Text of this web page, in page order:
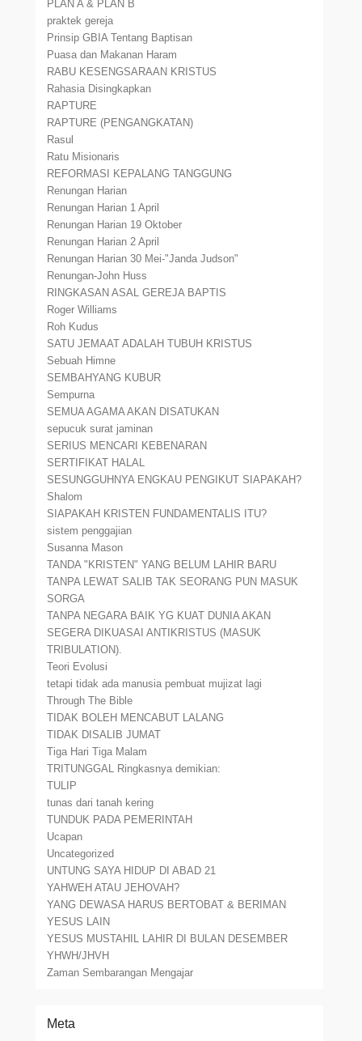
PLAN A & PLAN B
praktek gereja
Prinsip GBIA Tentang Baptisan
Puasa dan Makanan Haram
RABU KESENGSARAAN KRISTUS
Rahasia Disingkapkan
RAPTURE
RAPTURE (PENGANGKATAN)
Rasul
Ratu Misionaris
REFORMASI KEPALANG TANGGUNG
Renungan Harian
Renungan Harian 1 April
Renungan Harian 19 Oktober
Renungan Harian 2 April
Renungan Harian 30 Mei-"Janda Judson"
Renungan-John Huss
RINGKASAN ASAL GEREJA BAPTIS
Roger Williams
Roh Kudus
SATU JEMAAT ADALAH TUBUH KRISTUS
Sebuah Himne
SEMBAHYANG KUBUR
Sempurna
SEMUA AGAMA AKAN DISATUKAN
sepucuk surat jaminan
SERIUS MENCARI KEBENARAN
SERTIFIKAT HALAL
SESUNGGUHNYA ENGKAU PENGIKUT SIAPAKAH?
Shalom
SIAPAKAH KRISTEN FUNDAMENTALIS ITU?
sistem penggajian
Susanna Mason
TANDA "KRISTEN" YANG BELUM LAHIR BARU
TANPA LEWAT SALIB TAK SEORANG PUN MASUK
SORGA
TANPA NEGARA BAIK YG KUAT DUNIA AKAN
SEGERA DIKUASAI ANTIKRISTUS (MASUK
TRIBULATION).
Teori Evolusi
tetapi tidak ada manusia pembuat mujizat lagi
Through The Bible
TIDAK BOLEH MENCABUT LALANG
TIDAK DISALIB JUMAT
Tiga Hari Tiga Malam
TRITUNGGAL Ringkasnya demikian:
TULIP
tunas dari tanah kering
TUNDUK PADA PEMERINTAH
Ucapan
Uncategorized
UNTUNG SAYA HIDUP DI ABAD 21
YAHWEH ATAU JEHOVAH?
YANG DEWASA HARUS BERTOBAT & BERIMAN
YESUS LAIN
YESUS MUSTAHIL LAHIR DI BULAN DESEMBER
YHWH/JHVH
Zaman Sembarangan Mengajar
Meta